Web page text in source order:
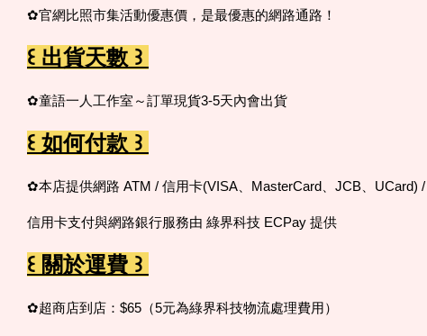
✿官網比照市集活動優惠價，是最優惠的網路通路！
꒰ 出貨天數 ꒱
✿童語一人工作室～訂單現貨3-5天內會出貨
꒰ 如何付款 ꒱
✿本店提供網路 ATM / 信用卡(VISA、MasterCard、JCB、UCard)
信用卡支付與網路銀行服務由 綠界科技 ECPay 提供
꒰ 關於運費 ꒱
✿超商店到店：$65（5元為綠界科技物流處理費用）